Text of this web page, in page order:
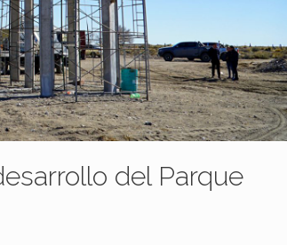
del Parque